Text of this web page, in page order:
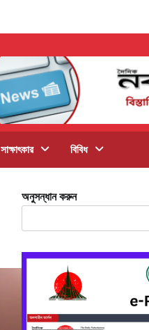
সাক্ষাৎকার বিবিধ
অনুসন্ধান করুন